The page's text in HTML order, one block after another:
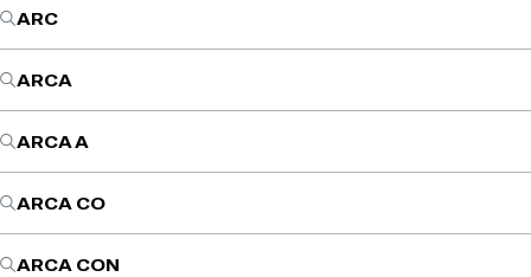
ARC
ARCA
ARCA A
ARCA CO
ARCA CON